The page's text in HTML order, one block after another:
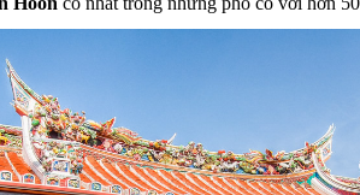
Hoon cổ nhất trong những phố cổ với hơn